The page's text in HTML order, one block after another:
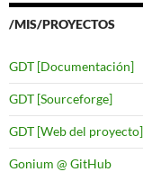
/MIS/PROYECTOS
GDT [Documentación]
GDT [Sourceforge]
GDT [Web del proyecto]
Gonium @ GitHub